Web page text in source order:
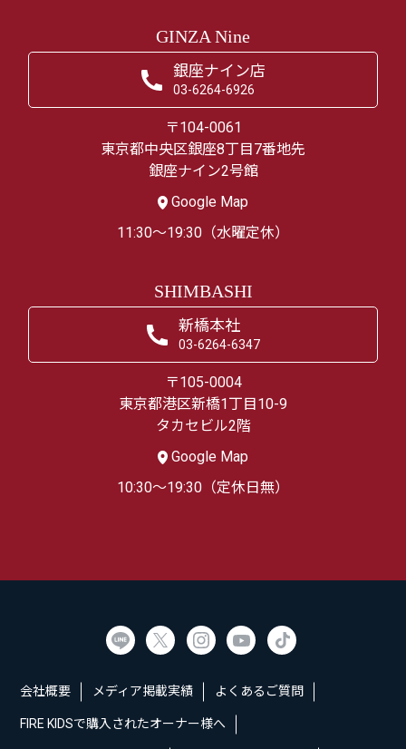
GINZA Nine
銀座ナイン店
03-6264-6926
〒104-0061
東京都中央区銀座8丁目7番地先
銀座ナイン2号館
Google Map
11:30～19:30（水曜定休）
SHIMBASHI
新橋本社
03-6264-6347
〒105-0004
東京都港区新橋1丁目10-9
タカセビル2階
Google Map
10:30～19:30（定休日無）
会社概要 メディア掲載実績 よくあるご質問
FIRE KIDSで購入されたオーナー様へ